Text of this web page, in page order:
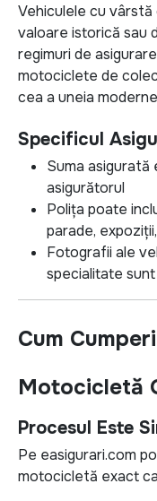
Vehiculele cu
valoare istorică sau
regimuri de
motociclete de
cea a uneia
Specificul
Suma asigurată
asigurătorul
Polița poate
parade,
Fotografii ale
specialitate
Cum
Motocicletă
Procesul Este
Pe easigurari.com
motocicletă exact